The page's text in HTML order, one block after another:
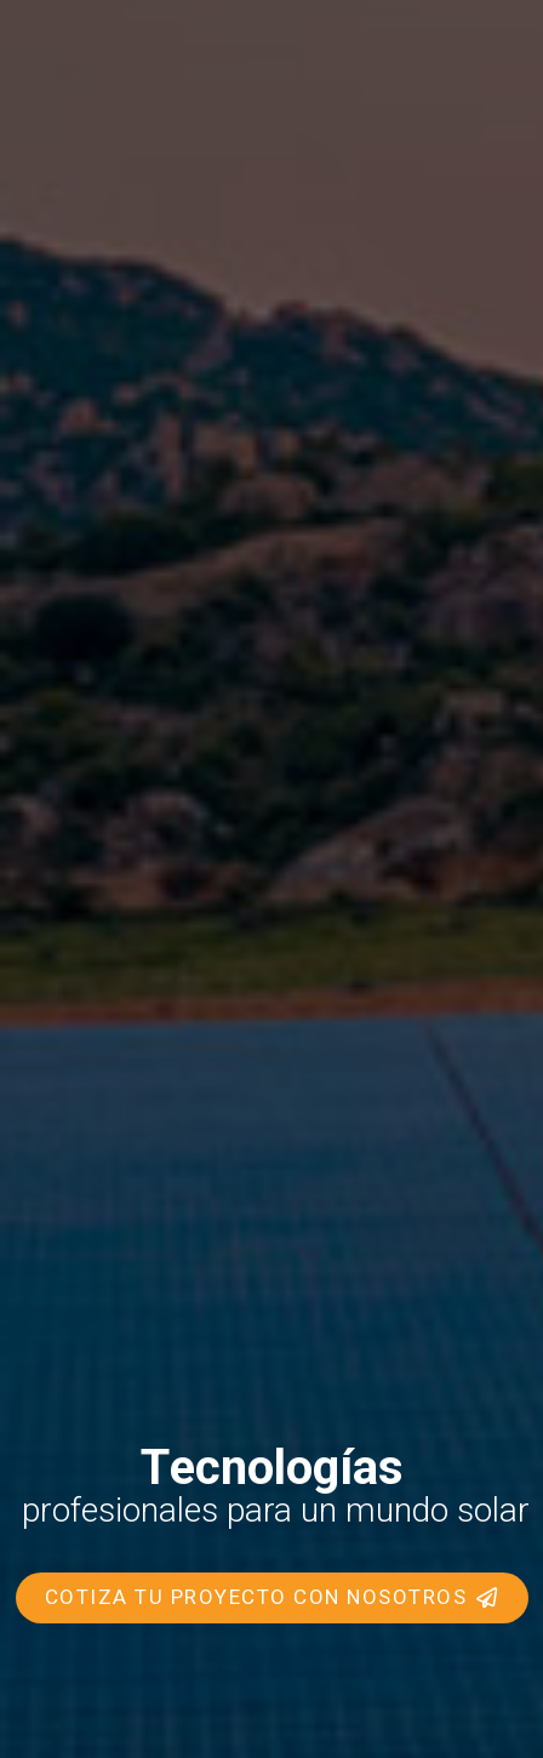
Tecnologías
profesionales para un mundo solar
COTIZA TU PROYECTO CON NOSOTROS